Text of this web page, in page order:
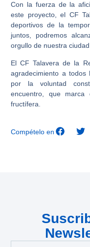
Con la fuerza de la
este proyecto, el CF
deportivos de la
juntos, podremos
orgullo de nuestra
El CF Talavera de la
agradecimiento a todos
por la voluntad
encuentro, que
fructífera.
Compételo en